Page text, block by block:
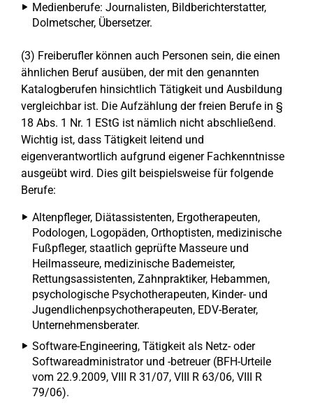
Medienberufe: Journalisten, Bildberichterstatter,
Dolmetscher, Übersetzer.
(3) Freiberufler können auch Personen sein, die einen
ähnlichen Beruf ausüben, der mit den genannten
Katalogberufen hinsichtlich Tätigkeit und Ausbildung
vergleichbar ist. Die Aufzählung der freien Berufe in §
18 Abs. 1 Nr. 1 EStG ist nämlich nicht abschließend.
Wichtig ist, dass Tätigkeit leitend und
eigenverantwortlich aufgrund eigener Fachkenntnisse
ausgeübt wird. Dies gilt beispielsweise für folgende
Berufe:
Altenpfleger, Diätassistenten, Ergotherapeuten,
Podologen, Logopäden, Orthoptisten, medizinische
Fußpfleger, staatlich geprüfte Masseure und
Heilmasseure, medizinische Bademeister,
Rettungsassistenten, Zahnpraktiker, Hebammen,
psychologische Psychotherapeuten, Kinder- und
Jugendlichenpsychotherapeuten, EDV-Berater,
Unternehmensberater.
Software-Engineering, Tätigkeit als Netz- oder
Softwareadministrator und -betreuer (BFH-Urteile
vom 22.9.2009, VIII R 31/07, VIII R 63/06, VIII R
79/06).